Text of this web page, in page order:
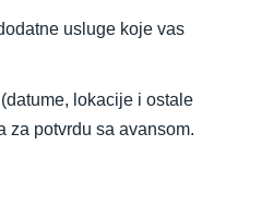
usluge koje vas
lokacije i ostale
za potvrdu sa avansom.